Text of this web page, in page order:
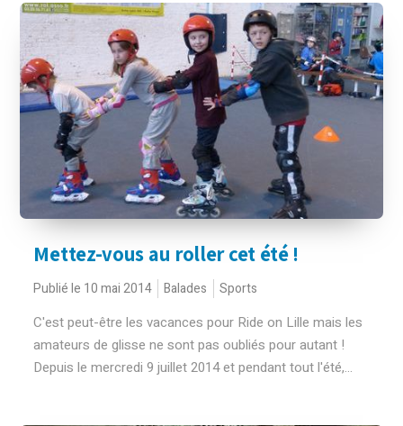
Mettez-vous au roller cet été !
Publié le 10 mai 2014 Balades Sports
C'est peut-être les vacances pour Ride on Lille mais les
amateurs de glisse ne sont pas oubliés pour autant !
Depuis le mercredi 9 juillet 2014 et pendant tout l'été,...